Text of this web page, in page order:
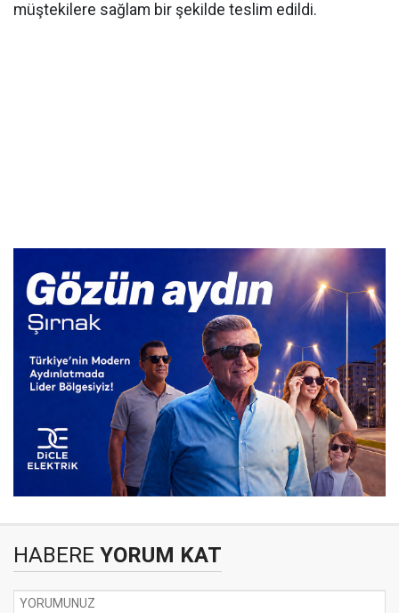
müştekilere sağlam bir şekilde teslim edildi.
HABERE YORUM KAT